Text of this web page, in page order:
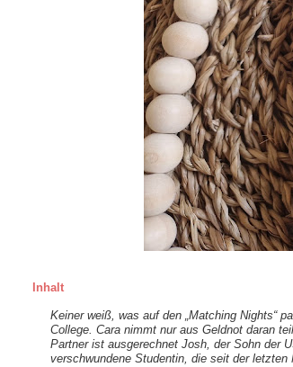
Inhalt
Keiner weiß, was auf den „Matching Nights“
College. Cara nimmt nur aus Geldnot daran
Partner ist ausgerechnet Josh, der Sohn der
verschwundene Studentin, die seit der